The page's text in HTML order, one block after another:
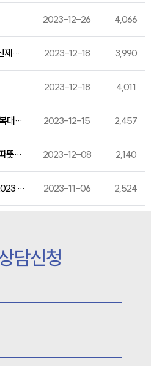
2023-12-26 4,066
ENU약침, 제3회 한의약 신제품.신기술대회 한의약진흥원장상 수상! 2023-12-18 3,990
2023-12-18 4,011
[서울점] H.T.C 테니스 혼복대회 응원! 2023-12-15 2,457
[서울점] 2024 희망온돌 따뜻한 겨울나기 - 사랑의 일일찻집 성금 기부 2023-12-08 2,140
[수원점] 이상민 원장님, 2023 수원시한의사회 학술세미나 강의 2023-11-06 2,524
담신청